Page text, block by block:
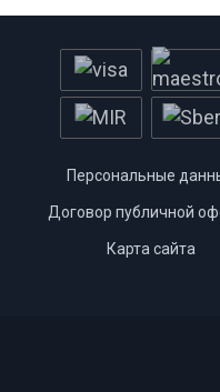
Персональные
Договор публичной
Карта сайта